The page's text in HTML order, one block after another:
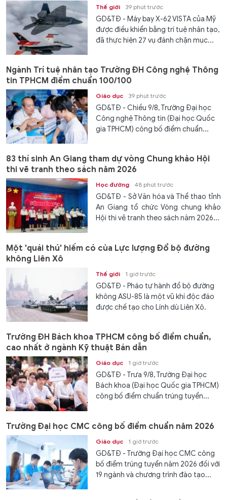
Thế giới 39 phút trước
GD&TĐ - Máy bay X-62 VISTA của Mỹ
được điều khiển bằng trí tuệ nhân tạo,
đã thực hiện 27 vụ đánh chặn mục...
Ngành Trí tuệ nhân tạo Trường ĐH Công nghệ Thông
tin TPHCM điểm chuẩn 100/100
Giáo dục 39 phút trước
GD&TĐ - Chiều 9/8, Trường Đại học
Công nghệ Thông tin (Đại học Quốc
gia TPHCM) công bố điểm chuẩn...
83 thí sinh An Giang tham dự vòng Chung khảo Hội
thi vẽ tranh theo sách năm 2026
Học đường 48 phút trước
GD&TĐ - Sở Văn hóa và Thể thao tỉnh
An Giang tổ chức Vòng chung khảo
Hội thi vẽ tranh theo sách năm 2026...
Một 'quái thú' hiếm có của Lực lượng Đổ bộ đường
không Liên Xô
Thế giới 1 giờ trước
GD&TĐ - Pháo tự hành đổ bộ đường
không ASU-85 là một vũ khí độc đáo
được chế tạo cho Lính dù Liên Xô.
Trường ĐH Bách khoa TPHCM công bố điểm chuẩn,
cao nhất ở ngành Kỹ thuật Bán dẫn
Giáo dục 1 giờ trước
GD&TĐ - Trưa 9/8, Trường Đại học
Bách khoa (Đại học Quốc gia TPHCM)
công bố điểm chuẩn trúng tuyển...
Trường Đại học CMC công bố điểm chuẩn năm 2026
Giáo dục 1 giờ trước
GD&TĐ - Trường Đại học CMC công
bố điểm trúng tuyển năm 2026 đối với
19 ngành và chương trình đào tạo...